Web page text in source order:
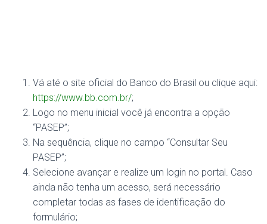
Vá até o site oficial do Banco do Brasil ou clique aqui:
https://www.bb.com.br/;
Logo no menu inicial você já encontra a opção
“PASEP”;
Na sequência, clique no campo “Consultar Seu
PASEP”;
Selecione avançar e realize um login no portal. Caso
ainda não tenha um acesso, será necessário
completar todas as fases de identificação do
formulário;